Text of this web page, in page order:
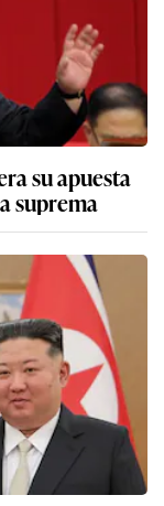
su apuesta
suprema